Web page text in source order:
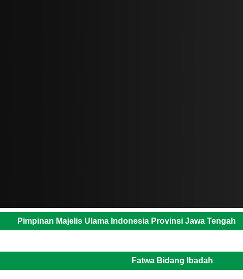
Pimpinan Majelis Ulama Indonesia Provinsi Jawa Tengah
Fatwa Bidang Ibadah